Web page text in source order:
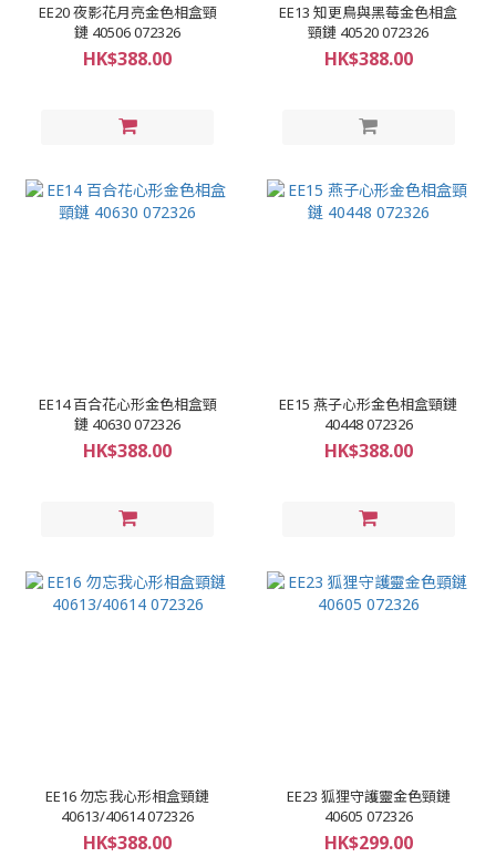
EE20 夜影花月亮金色相盒頸
鏈 40506 072326
HK$388.00
EE13 知更鳥與黑莓金色相盒
頸鏈 40520 072326
HK$388.00
EE14 百合花心形金色相盒頸
鏈 40630 072326
HK$388.00
EE15 燕子心形金色相盒頸鏈
40448 072326
HK$388.00
EE16 勿忘我心形相盒頸鏈
40613/40614 072326
HK$388.00
EE23 狐狸守護靈金色頸鏈
40605 072326
HK$299.00